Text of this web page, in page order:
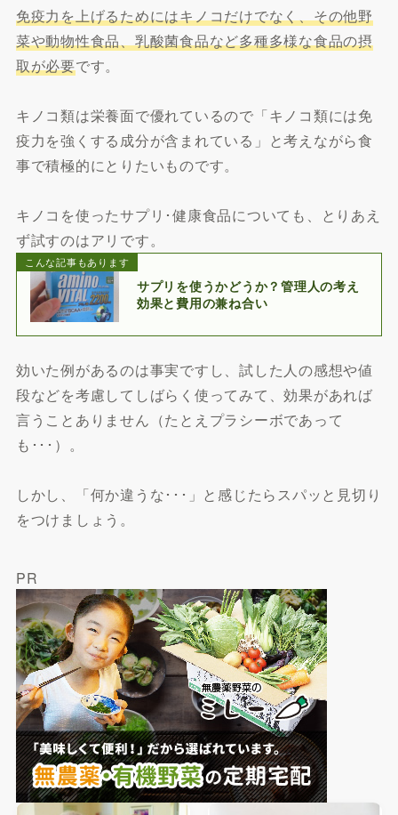
免疫力を上げるためにはキノコだけでなく、その他野
菜や動物性食品、乳酸菌食品など多種多様な食品の摂
取が必要です。
キノコ類は栄養面で優れているので「キノコ類には免
疫力を強くする成分が含まれている」と考えながら食
事で積極的にとりたいものです。
キノコを使ったサプリ･健康食品についても、とりあえ
ず試すのはアリです。
こんな記事もあります
サプリを使うかどうか？管理人の考え
効果と費用の兼ね合い
効いた例があるのは事実ですし、試した人の感想や値
段などを考慮してしばらく使ってみて、効果があれば
言うことありません（たとえプラシーボであって
も･･･）。
しかし、「何か違うな･･･」と感じたらスパッと見切り
をつけましょう。
PR